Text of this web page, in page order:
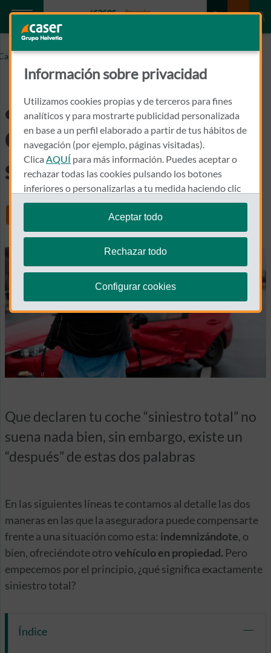
¿QUÉ PASA SI DECLARAN TU COCHE SINIESTRO
¿Qué pasa si
declaran tu coche
siniestro total?
Que declaren tu coche “siniestro total” no
suena nada bien, sin embargo, existe un
“después” de estas dos palabras
En las siguientes líneas te contamos al detalle las dos
maneras en las que la aseguradora puede compensarte
frente a una situación como esta: indemnizándote, o
bien, ofreciéndote otrovehículo en propiedad. Pero
empecemos por el principio, ¿qué significa exactamente
siniestro total?
Índice
Información sobre privacidad
Utilizamos cookies propias y de terceros para fines
analíticos y para mostrarte publicidad personalizada
en base a un perfil elaborado a partir de tus hábitos de
navegación (por ejemplo, páginas visitadas).
Clica AQUÍ para más información. Puedes aceptar o
rechazar todas las cookies pulsando los botones
inferiores o personalizarlas a tu medida haciendo clic
en"configurar cookies".
Te recordamos que puedes modificar tus ajustes de
cookies en cualquier momento en la sección
Aceptar todo
Rechazar todo
Configurar cookies